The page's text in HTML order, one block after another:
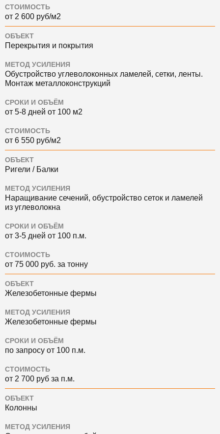
СТОИМОСТЬ
от 2 600 руб/м2
ОБЪЕКТ
Перекрытия и покрытия
МЕТОД УСИЛЕНИЯ
Обустройство углеволоконных ламелей, сетки, ленты.
Монтаж металлоконструкций
СРОКИ И ОБЪЁМ
от 5-8 дней от 100 м2
СТОИМОСТЬ
от 6 550 руб/м2
ОБЪЕКТ
Ригели / Балки
МЕТОД УСИЛЕНИЯ
Наращивание сечений, обустройство сеток и ламелей
из углеволокна
СРОКИ И ОБЪЁМ
от 3-5 дней от 100 п.м.
СТОИМОСТЬ
от 75 000 руб. за тонну
ОБЪЕКТ
Железобетонные фермы
МЕТОД УСИЛЕНИЯ
Железобетонные фермы
СРОКИ И ОБЪЁМ
по запросу от 100 п.м.
СТОИМОСТЬ
от 2 700 руб за п.м.
ОБЪЕКТ
Колонны
МЕТОД УСИЛЕНИЯ